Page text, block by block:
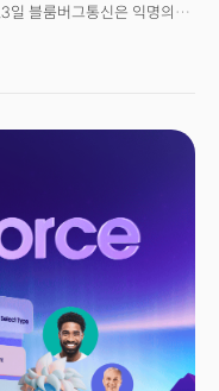
일 블룸버그통신은 익명의
명의 직원을 감원할
채용하지 않을 계획"이라고
련이 있습니다. 베니오프
해 생산성이 상당히
1월에만 6000명 이상
이전트포스(Agent force)에
, 동시에 AI 상품 영업 인력은
버코어 ISI(Evercore ISI)의
산성 향상에 대한 회사의
따른 비용 증가를 일부
크 업계 전반에 걸쳐 나타나고
이후 빅테크 기업들은